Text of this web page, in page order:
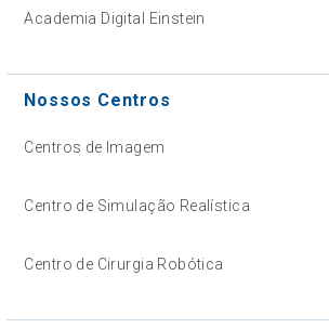
Academia Digital Einstein
Nossos Centros
Centros de Imagem
Centro de Simulação Realística
Centro de Cirurgia Robótica